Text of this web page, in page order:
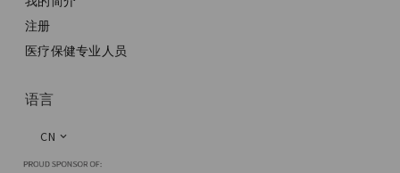
注册
医疗保健专业人员
语言
CN